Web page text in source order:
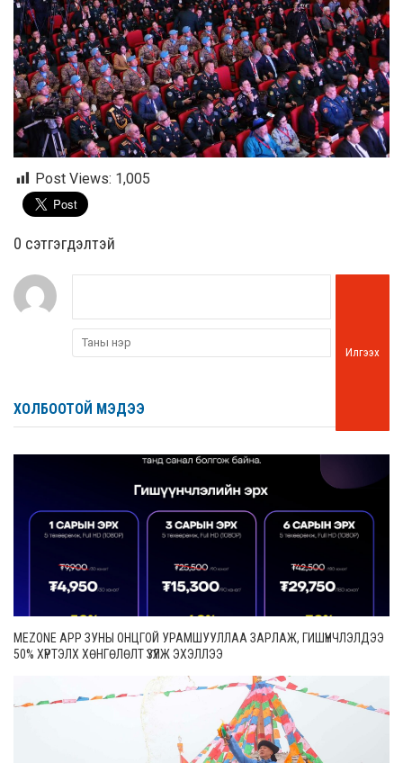
Post Views: 1,005
0 cэтгэгдэлтэй
Илгээх
ХОЛБООТОЙ МЭДЭЭ
MEZONE APP ЗУНЫ ОНЦГОЙ УРАМШУУЛЛАА ЗАРЛАЖ, ГИШҮҮНЧЛЭЛДЭЭ
50% ХҮРТЭЛХ ХӨНГӨЛӨЛТ ҮЗҮҮЛЖ ЭХЭЛЛЭЭ